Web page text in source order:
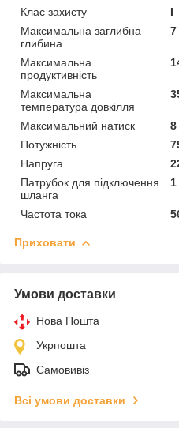
Клас захисту
I
Максимальна заглибна
глибина
Максимальна
продуктивність
Максимальна
температура довкілля
Максимальний натиск
Потужність
Напруга
Патрубок для підключення
шланга
Частота тока
Приховати
Умови доставки
Нова Пошта
Укрпошта
Самовивіз
Всі умови доставки